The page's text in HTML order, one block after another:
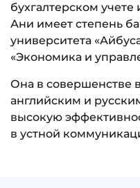
бухгалтерском
Ани имеет степень
университета
«Экономика и
Она в совершенстве
английским и
высокую
в устной